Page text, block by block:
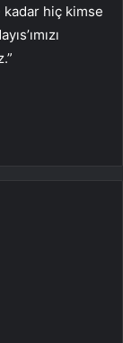
hiç kimse